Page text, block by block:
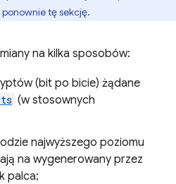
tę sekcję.
na kilka sposobów:
(bit po bicie) żądane
(w stosownych
najwyższego poziomu
na wygenerowany przez
palca;